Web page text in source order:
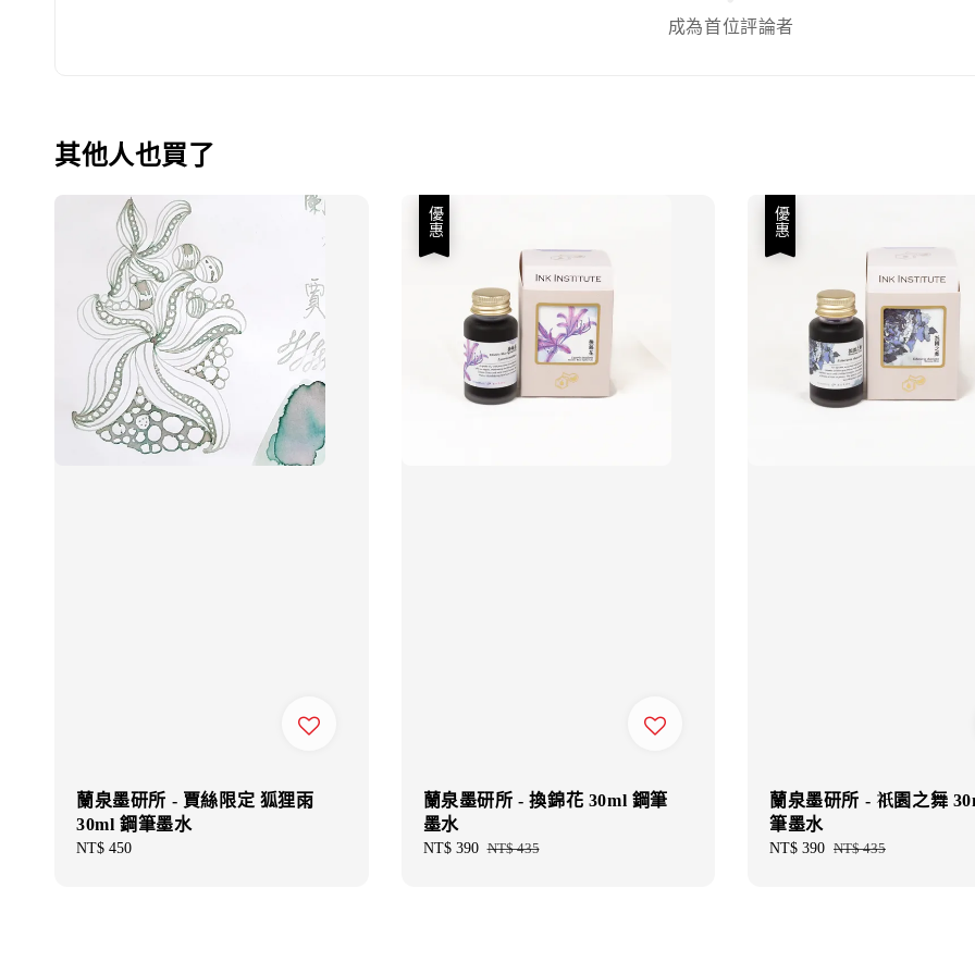
成為首位評論者
其他人也買了
蘭泉墨研所 - 賈絲限定 狐狸雨
30ml 鋼筆墨水
Regular
NT$ 450
優惠
蘭泉墨研所 - 換錦花 30ml 鋼筆
墨水
Sale
NT$ 390 Regular
NT$ 435
優惠
蘭泉墨研所 - 祇園之舞
筆墨水
Sale
NT$ 390 Regular
NT$ 435